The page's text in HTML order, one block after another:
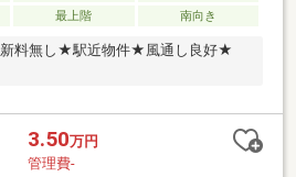
最上階 南向き
新料無し★駅近物件★風通し良好★
3.50万円
管理費-